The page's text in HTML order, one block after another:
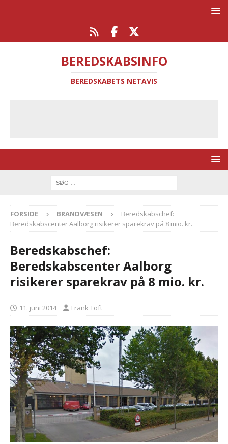
BEREDSKABSINFO
BEREDSKABETS NETAVIS
FORSIDE BRANDVÆSEN
Beredskabschef:
Beredskabscenter Aalborg risikerer sparekrav på 8 mio. kr.
Beredskabschef:
Beredskabscenter Aalborg
risikerer sparekrav på 8 mio. kr.
11. juni 2014 Frank Toft